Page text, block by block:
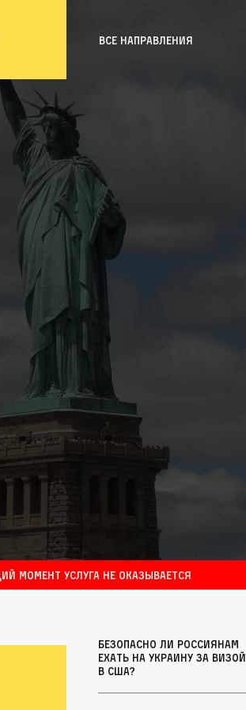
Все направления
момент услуга не оказывается
Безопасно ли россиянам
ехать на Украину за визой
в США?